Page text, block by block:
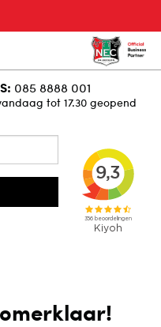
085 8888 001
tot 17.30 geopend